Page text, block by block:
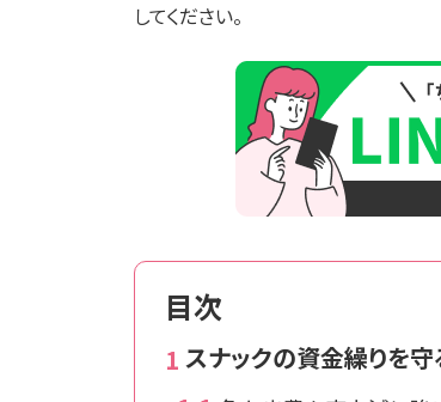
してください。
目次
スナックの資金繰りを